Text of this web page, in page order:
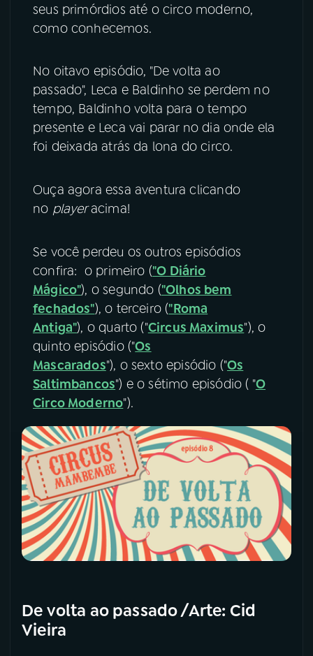
ACOMPANHE A RÁDIO NACIONAL
YouTube Facebook
TikTok
seus primórdios até o circo moderno,
como conhecemos.
No oitavo episódio, "De volta ao
passado", Leca e Baldinho se perdem no
tempo, Baldinho volta para o tempo
presente e Leca vai parar no dia onde ela
foi deixada atrás da lona do circo.
Ouça agora essa aventura clicando
no playeracima!
Se você perdeu os outros episódios
confira: o primeiro ("O Diário
Mágico"), o segundo ("Olhos bem
fechados"), o terceiro ("Roma
Antiga"), o quarto ("Circus Maximus"), o
quinto episódio ("Os
Mascarados"), o sexto episódio ("Os
Saltimbancos") e o sétimo episódio ( "O
Circo Moderno").
De volta ao passado /Arte: Cid
Vieira